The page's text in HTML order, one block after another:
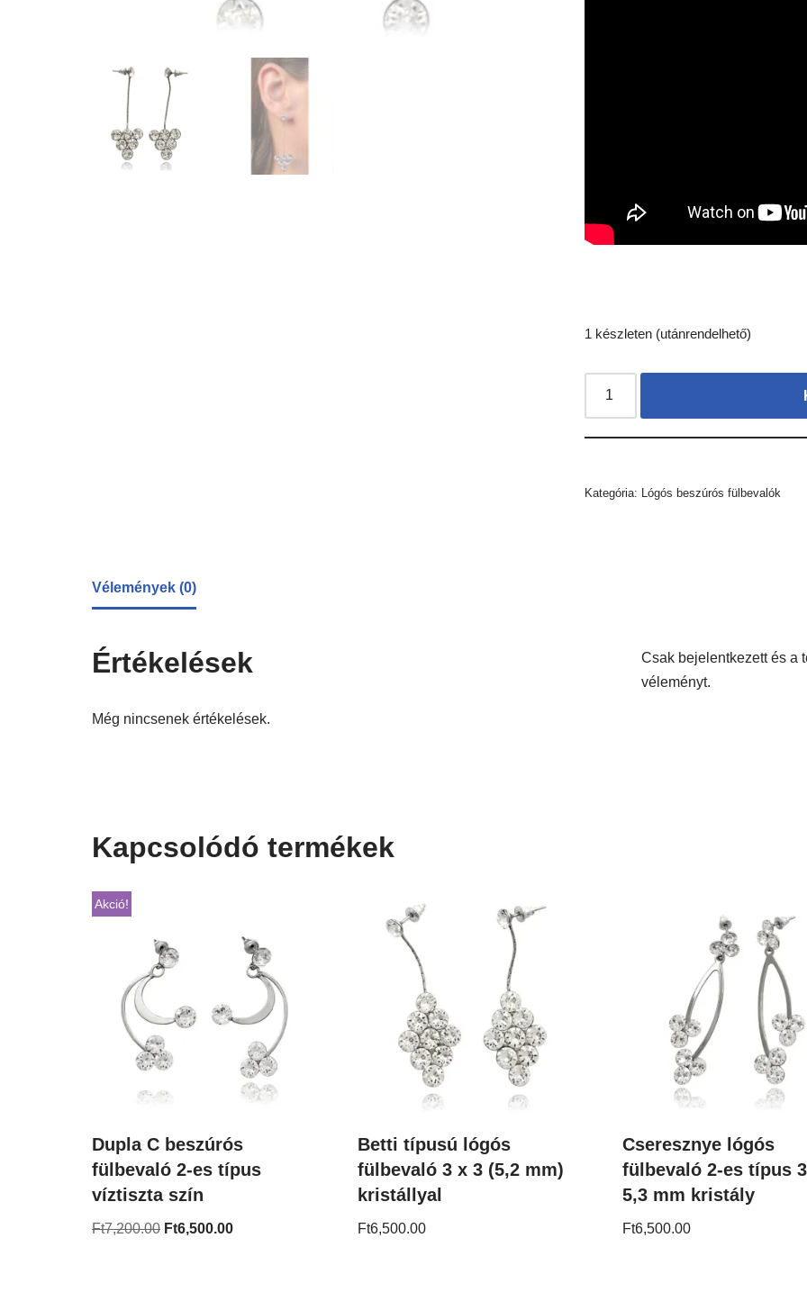
1 készleten (utánrendelhető)
Kategória: Lógós beszúrós fülbevalók
Vélemények (0)
Értékelések
Még nincsenek értékelések.
Csak bejelentkezett és a
véleményt.
Kapcsolódó termékek
Akció!
Dupla C beszúrós
fülbevaló 2-es típus
víztiszta szín
Ft7,200.00 Ft6,500.00
Betti típusú lógós
fülbevaló 3 x 3 (5,2 mm)
kristállyal
Ft6,500.00
Cseresznye lógós
fülbevaló 2-es típus
5,3 mm kristály
Ft6,500.00